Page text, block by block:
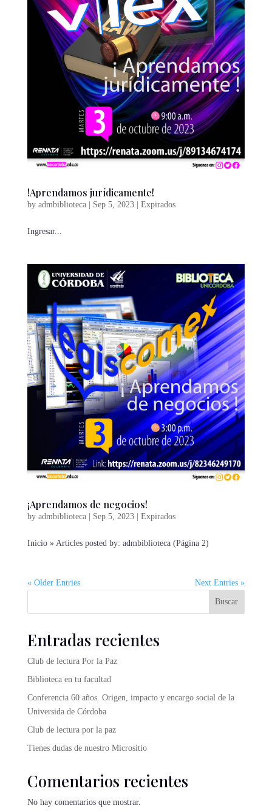
!Aprendamos jurídicamente!
by admbiblioteca| Sep 5, 2023| Expirados
Ingresar...
¡Aprendamos de negocios!
by admbiblioteca| Sep 5, 2023| Expirados
Inicio » Articles posted by: admbiblioteca (Página 2)
« Older Entries Next Entries »
Buscar
Entradas recientes
Club de lectura Por la Paz
Biblioteca en tu facultad
Conferencia 60 años. Origen, impacto y encargo social de la
Universida de Córdoba
Club de lectura por la paz
Tienes dudas de nuestro Micrositio
Comentarios recientes
No hay comentarios que mostrar.